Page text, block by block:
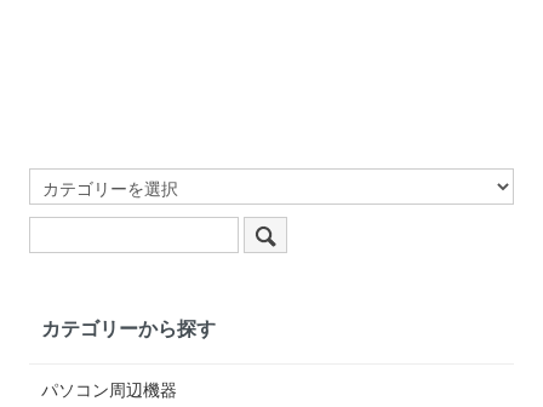
カテゴリーから探す
パソコン周辺機器